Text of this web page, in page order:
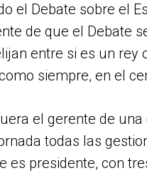
el Debate sobre el
de que el Debate
entre si es un
siempre, en el
el gerente de
todas las
es presidente, con